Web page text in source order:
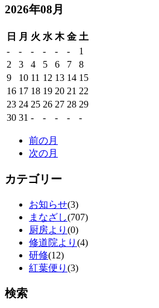
2026年08月
日 月 火 水 木 金 土
-
- - - - -
1
2
3 4 5 6 7
8
9
10 11 12 13 14 15
16 17 18 19 20 21 22
23 24 25 26 27 28 29
30 31 - - - - -
前の月
次の月
カテゴリー
お知らせ(3)
まなざし(707)
厨房より (0)
修道院より (4)
研修(12)
紅葉便り (3)
検索